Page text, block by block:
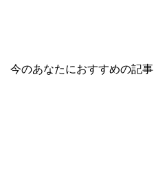
今のあなたにおすすめの記事